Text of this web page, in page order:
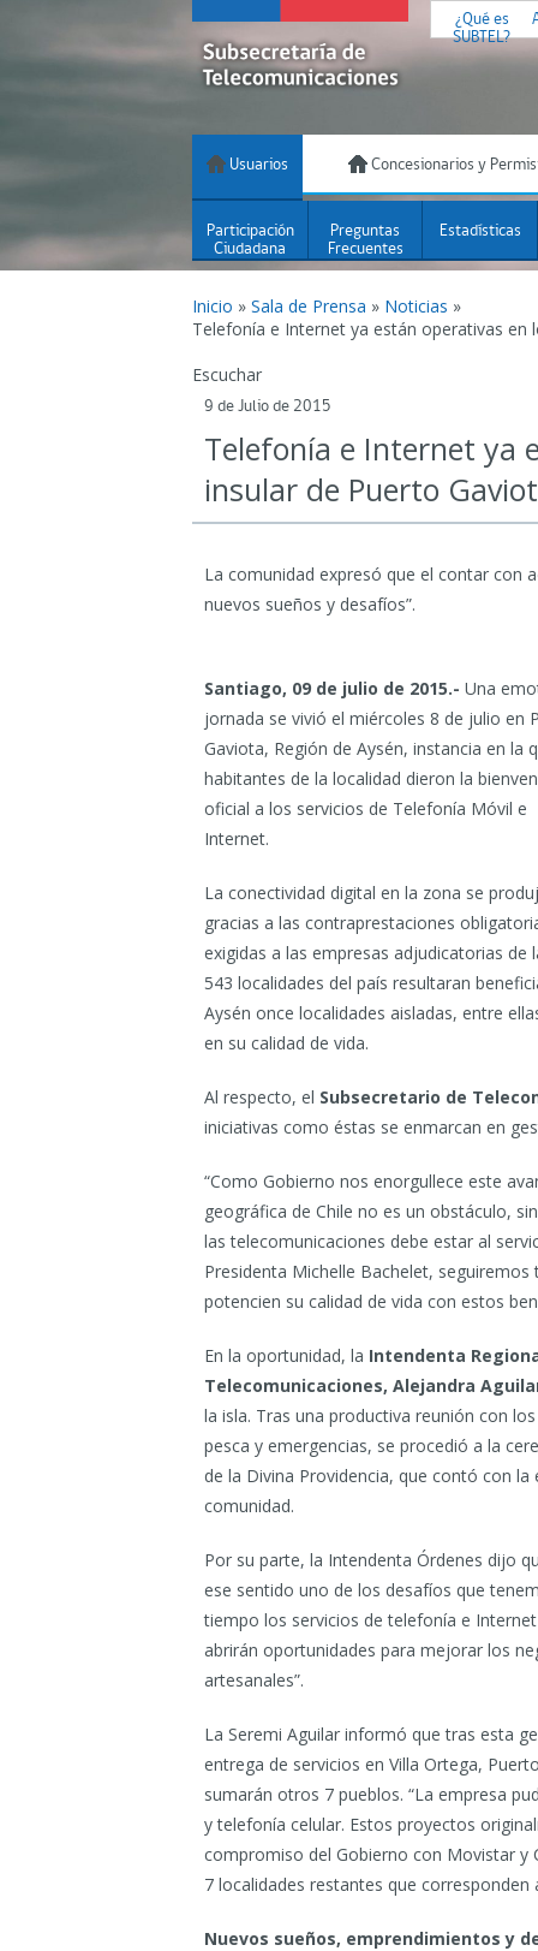
¿Qué es
SUBTEL?
Usuarios Concesionarios y
Participación
Ciudadana
Preguntas
Frecuentes
Estadísticas
Inicio » Sala de Prensa » Noticias »
Telefonía e Internet ya están operativas en
Escuchar
9 de Julio de 2015
Telefonía e Internet ya
insular de Puerto
La comunidad expresó que el contar con
nuevos sueños y desafíos”.
Santiago, 09 de julio de 2015.- Una
jornada se vivió el miércoles 8 de julio en
Gaviota, Región de Aysén, instancia en la
habitantes de la localidad dieron la
oficial a los servicios de Telefonía Móvil e
Internet.
La conectividad digital en la zona se
gracias a las contraprestaciones
exigidas a las empresas adjudicatorias
543 localidades del país resultaran
Aysén once localidades aisladas, entre
en su calidad de vida.
Al respecto, el Subsecretario de
iniciativas como éstas se enmarcan en
“Como Gobierno nos enorgullece este
geográfica de Chile no es un obstáculo,
las telecomunicaciones debe estar al
Presidenta Michelle Bachelet,
potencien su calidad de vida con estos
En la oportunidad, la Intendenta
Telecomunicaciones, Alejandra
la isla. Tras una productiva reunión con
pesca y emergencias, se procedió a la
de la Divina Providencia, que contó con
comunidad.
Por su parte, la Intendenta Órdenes dijo
ese sentido uno de los desafíos que
tiempo los servicios de telefonía e
abrirán oportunidades para mejorar los
artesanales”.
La Seremi Aguilar informó que tras esta
entrega de servicios en Villa Ortega,
sumarán otros 7 pueblos. “La empresa
y telefonía celular. Estos proyectos
compromiso del Gobierno con Movistar y
7 localidades restantes que corresponden
Nuevos sueños, emprendimientos y